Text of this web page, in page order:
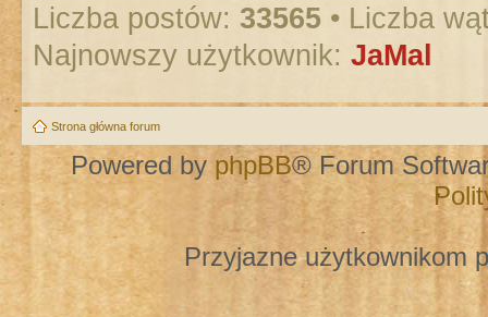
Liczba postów: 33565 • Liczba
Najnowszy użytkownik: JaMal
Strona główna forum
Powered by phpBB® Forum
Przyjazne użytkownikom